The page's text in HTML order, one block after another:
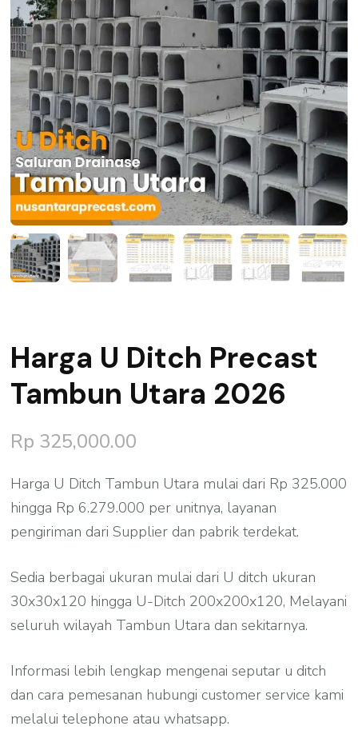
Harga U Ditch Precast
Tambun Utara 2026
Rp 325,000.00
Harga U Ditch Tambun Utara mulai dari Rp 325.000
hingga Rp 6.279.000 per unitnya, layanan
pengiriman dari Supplier dan pabrik terdekat.
Sedia berbagai ukuran mulai dari U ditch ukuran
30x30x120 hingga U-Ditch 200x200x120, Melayani
seluruh wilayah Tambun Utara dan sekitarnya.
Informasi lebih lengkap mengenai seputar u ditch
dan cara pemesanan hubungi customer service kami
melalui telephone atau whatsapp.